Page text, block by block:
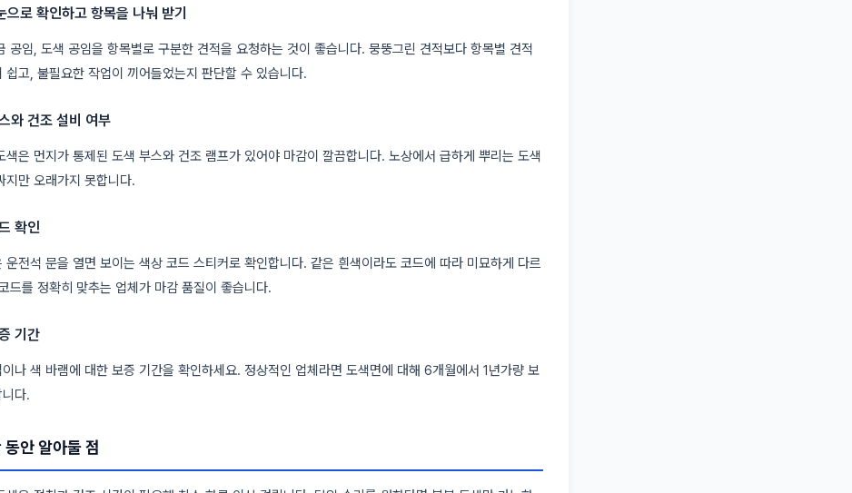
으로 확인하고 항목을 나눠 받기
공임, 도색 공임을 항목별로 구분한 견적을 요청하는 것이 좋습니다. 뭉뚱그린 견적보다 항목별 견적
쉽고, 불필요한 작업이 끼어들었는지 판단할 수 있습니다.
와 건조 설비 여부
색은 먼지가 통제된 도색 부스와 건조 램프가 있어야 마감이 깔끔합니다. 노상에서 급하게 뿌리는 도색
지만 오래가지 못합니다.
확인
운전석 문을 열면 보이는 색상 코드 스티커로 확인합니다. 같은 흰색이라도 코드에 따라 미묘하게 다르
드를 정확히 맞추는 업체가 마감 품질이 좋습니다.
기간
나 색 바램에 대한 보증 기간을 확인하세요. 정상적인 업체라면 도색면에 대해 6개월에서 1년가량 보
다.
동안 알아둘 점